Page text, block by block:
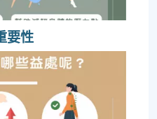
要性